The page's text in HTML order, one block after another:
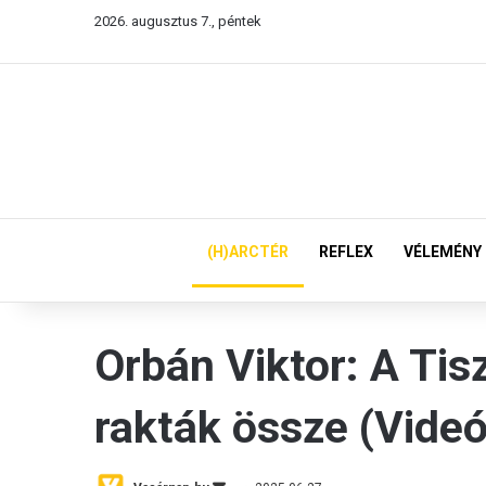
2026. augusztus 7., péntek
(H)ARCTÉR REFLEX VÉLEMÉNY
Orbán Viktor: A
rakták össze